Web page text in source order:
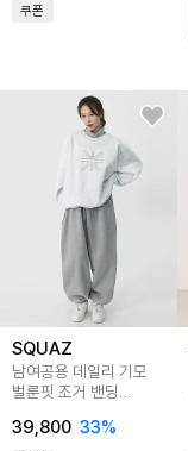
쿠폰
SQUAZ
남여공용 데일리 기모
벌룬핏 조거 밴딩
STAGP001
39,800 33%